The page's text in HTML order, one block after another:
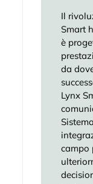
Il
Smart
è
da
Lynx
campo